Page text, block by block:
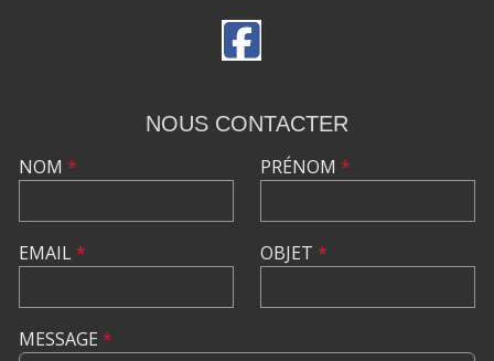
NOUS CONTACTER
NOM *
EMAIL*
PRÉNOM *
OBJET *
MESSAGE *